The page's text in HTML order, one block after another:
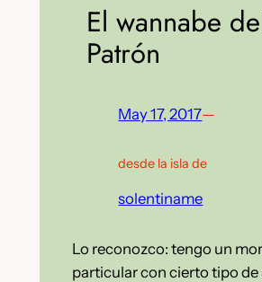
El wannabe
Patrón
May 17, 2017—
desde la isla de
solentiname
Lo reconozco: tengo un
particular con cierto tipo de